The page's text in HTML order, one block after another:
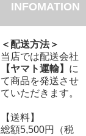
INFOMATION
＜配送方法＞
当店では配送会社
【ヤマト運輸】 に
て商品を発送させ
ていただきます。
【送料】
総額5,500円（税